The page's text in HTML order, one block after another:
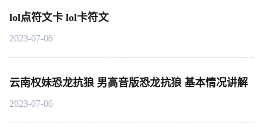
lol点符文卡 lol卡符文
2023-07-06
云南权妹恐龙抗狼 男高音版恐龙抗狼 基本情况讲解
2023-07-06